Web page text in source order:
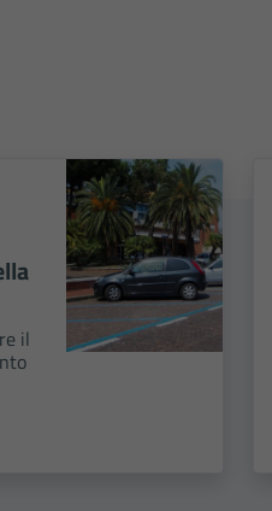
il